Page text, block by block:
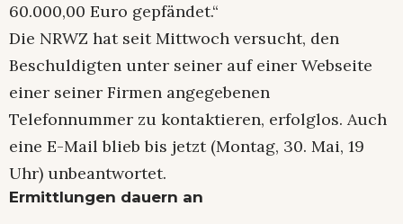
60.000,00 Euro gepfändet.“
Die NRWZ hat seit Mittwoch versucht, den
Beschuldigten unter seiner auf einer Webseite
einer seiner Firmen angegebenen
Telefonnummer zu kontaktieren, erfolglos. Auch
eine E-Mail blieb bis jetzt (Montag, 30. Mai, 19
Uhr) unbeantwortet.
Ermittlungen dauern an